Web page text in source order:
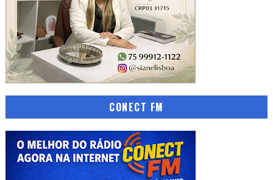
CONECT FM